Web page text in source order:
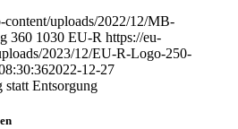
uploads/2022/12/MB-
360 1030 EU-R https://eu-
2023/12/EU-R-Logo-250-
2022-12-27
statt Entsorgung